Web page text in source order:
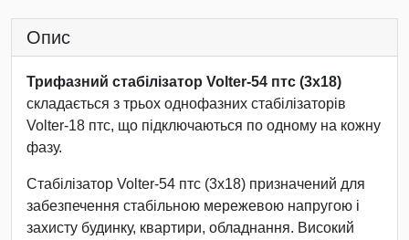
Опис
Трифазний стабілізатор Volter-54 птс (3х18)
складається з трьох однофазних стабілізаторів
Volter-18 птс, що підключаються по одному на кожну
фазу.
Стабілізатор Volter-54 птс (3х18) призначений для
забезпечення стабільною мережевою напругою і
захисту будинку, квартири, обладнання. Високий